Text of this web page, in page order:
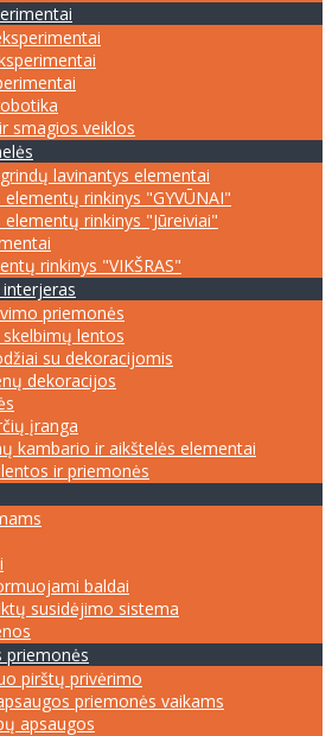
smagios veiklos
lavinantys elementai
rinkinys "GYVŪNAI"
rinkinys "Jūreiviai"
rinkinys "VIKŠRAS"
priemonės
lentos
su dekoracijomis
dekoracijos
įranga
kambario ir aikštelės elementai
ir priemonės
baldai
susidėjimo sistema
priemonės
pirštų privėrimo
priemonės vaikams
apsaugos